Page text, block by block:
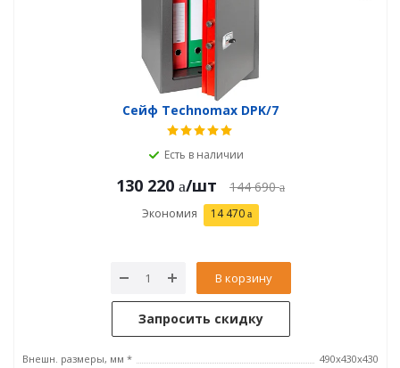
Сейф Technomax DPK/7
Есть в наличии
130 220 /шт 144 690
Экономия 14 470
В корзину
Запросить скидку
Внешн. размеры, мм *
490х430х430